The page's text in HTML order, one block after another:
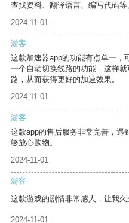
查找资料、翻译语言、编写代码等
2024-11-01
游客
这款加速器app的功能有点单一，
一个自动切换线路的功能，这样
路，从而获得更好的加速效果。
2024-11-01
游客
这款app的售后服务非常完善，遇
够放心购物。
2024-11-01
游客
这款游戏的剧情非常感人，让我久
2024-11-01